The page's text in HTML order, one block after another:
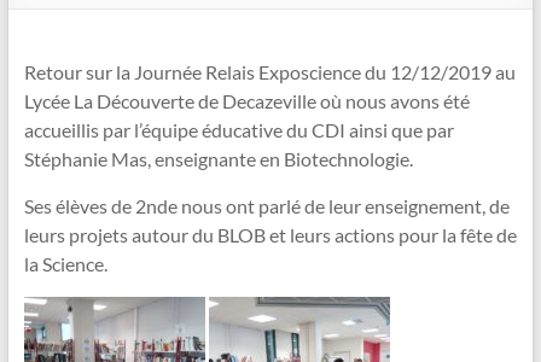
Retour sur la Journée Relais Exposcience du 12/12/2019 au
Lycée La Découverte de Decazeville où nous avons été
accueillis par l’équipe éducative du CDI ainsi que par
Stéphanie Mas, enseignante en Biotechnologie.
Ses élèves de 2nde nous ont parlé de leur enseignement, de
leurs projets autour du BLOB et leurs actions pour la fête de
la Science.